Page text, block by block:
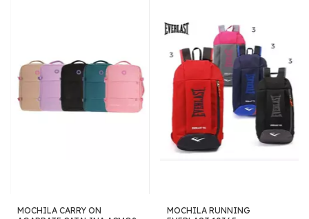
MOCHILA CARRY ON
MOCHILA RUNNING